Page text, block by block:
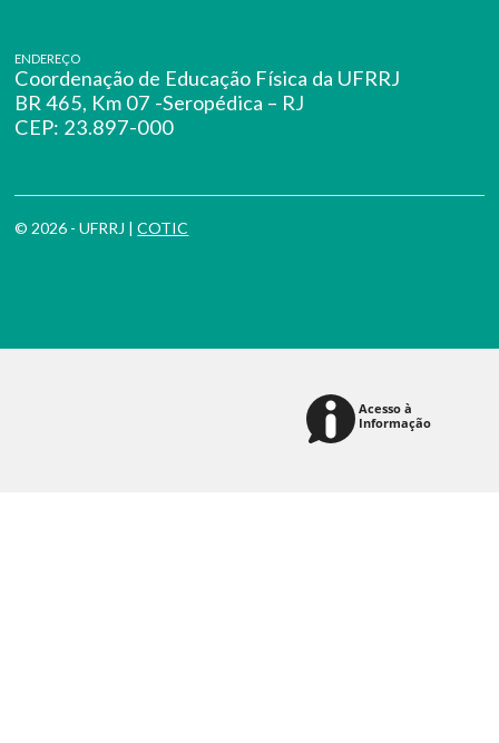
ENDEREÇO
Coordenação de Educação Física da UFRRJ
BR 465, Km 07 -Seropédica – RJ
CEP: 23.897-000
© 2026 - UFRRJ |COTIC